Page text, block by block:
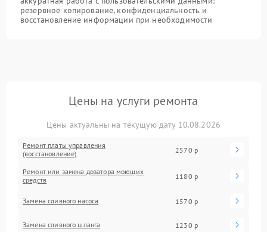
резервное копирование, конфиденциальность и
восстановление информации при необходимости
Цены на услуги ремонта
Цены актуальны на текущую дату 10.08.2026
Ремонт платы управления
(восстановление)
2570 р
Ремонт или замена дозатора моющих
средств
1180 р
Замена сливного насоса 1570 р
Замена сливного шланга 1230 р